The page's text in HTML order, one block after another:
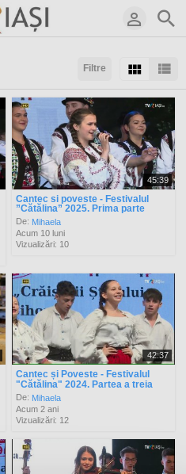
Filtre
Arată:
Rezultate/pagină:
45:39
Cantec si poveste - Festivalul
”Cătălina” 2025. Prima parte
De: Mihaela
Acum 10 luni
Vizualizări: 10
42:37
Cantec și Poveste - Festivalul
"Cătălina" 2024. Partea a treia
De: Mihaela
Acum 2 ani
Vizualizări: 12